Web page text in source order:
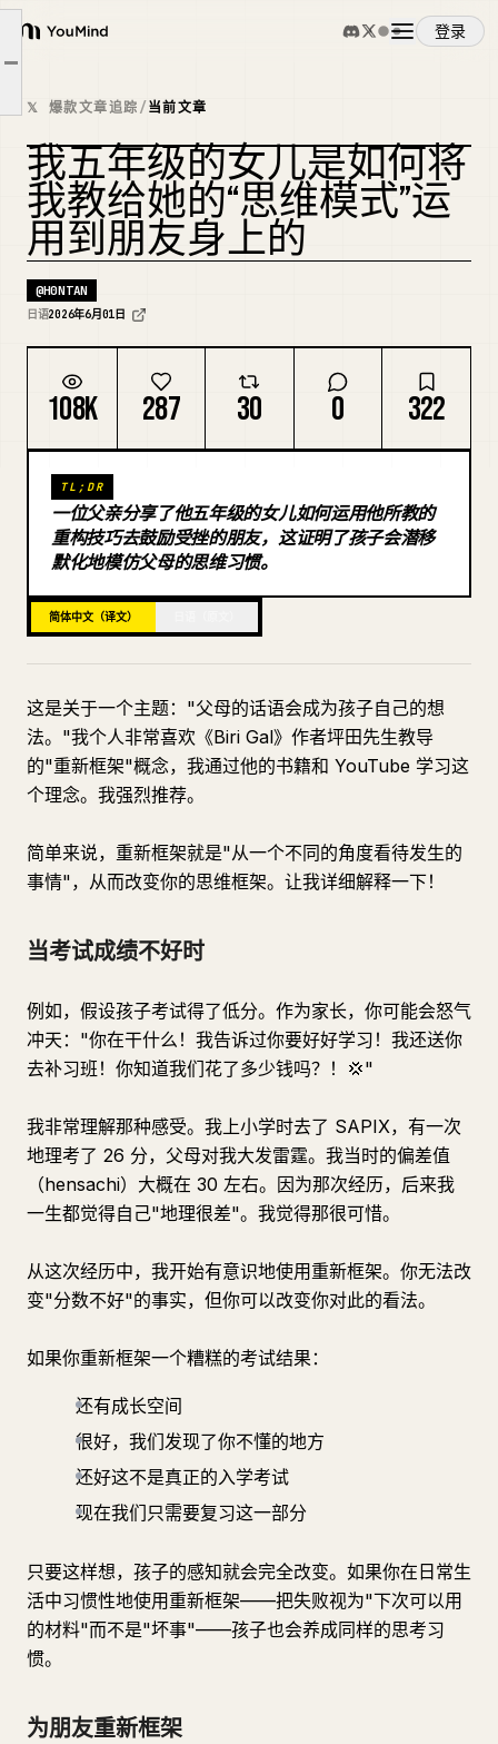
YouMind
登录
概览
使用案例
技能
提示词
下载
博客
更新
当考试成绩不好时
孩子模仿父母
𝕏 爆款文章追踪/当前文章
复刻封面
我五年级的女儿是如何将
我教给她的“思维模式”运
用到朋友身上的
@H0NTAN
日语2026年6月01日
108K 287 30 0 322
TL;DR
一位父亲分享了他五年级的女儿如何运用他所教的
重构技巧去鼓励受挫的朋友，这证明了孩子会潜移
默化地模仿父母的思维习惯。
简体中文（译文）
这是关于一个主题："父母的话语会成为孩子自己的想
法。"我个人非常喜欢《Biri Gal》作者坪田先生教导
的"重新框架"概念，我通过他的书籍和 YouTube 学习这
个理念。我强烈推荐。
简单来说，重新框架就是"从一个不同的角度看待发生的
事情"，从而改变你的思维框架。让我详细解释一下！
当考试成绩不好时
例如，假设孩子考试得了低分。作为家长，你可能会怒气
冲天："你在干什么！我告诉过你要好好学习！我还送你
去补习班！你知道我们花了多少钱吗？！💢"
我非常理解那种感受。我上小学时去了 SAPIX，有一次
地理考了 26 分，父母对我大发雷霆。我当时的偏差值
（hensachi）大概在 30 左右。因为那次经历，后来我
一生都觉得自己"地理很差"。我觉得那很可惜。
从这次经历中，我开始有意识地使用重新框架。你无法改
变"分数不好"的事实，但你可以改变你对此的看法。
如果你重新框架一个糟糕的考试结果：
还有成长空间
很好，我们发现了你不懂的地方
还好这不是真正的入学考试
现在我们只需要复习这一部分
只要这样想，孩子的感知就会完全改变。如果你在日常生
活中习惯性地使用重新框架——把失败视为"下次可以用
的材料"而不是"坏事"——孩子也会养成同样的思考习
惯。
为朋友重新框架